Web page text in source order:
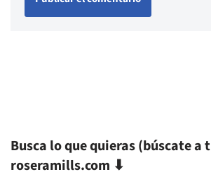
Busca lo que quieras (búscate a
roseramills.com ⬇